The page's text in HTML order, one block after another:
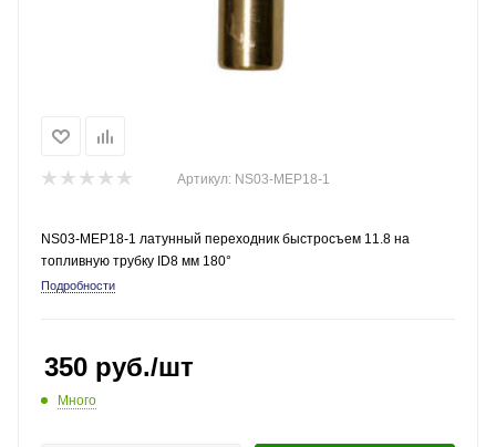
Артикул: NS03-MEP18-1
NS03-MEP18-1 латунный переходник быстросъем 11.8 на
топливную трубку ID8 мм 180°
Подробности
350 руб./шт
Много